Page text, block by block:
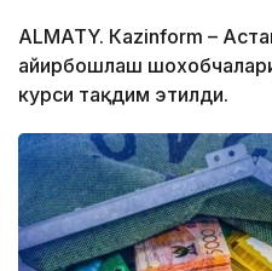
ALMATY. Кazinform –
айирбошлаш
курси тақдим этилди.